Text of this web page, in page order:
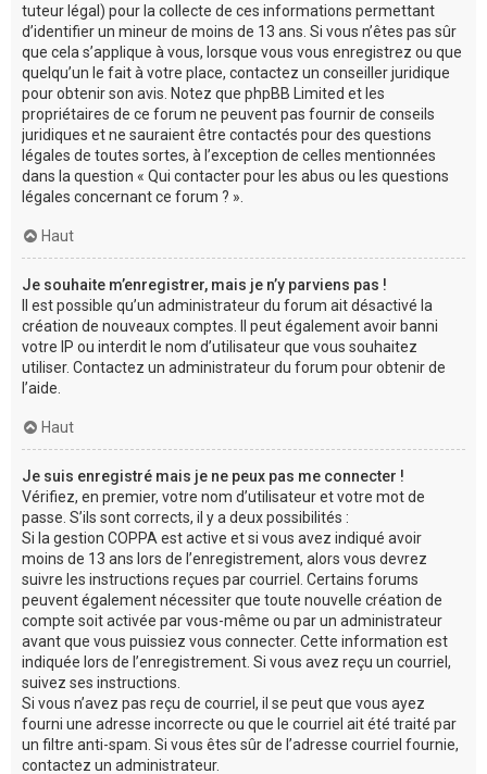
tuteur légal) pour la collecte de ces informations permettant
d’identifier un mineur de moins de 13 ans. Si vous n’êtes pas sûr
que cela s’applique à vous, lorsque vous vous enregistrez ou que
quelqu’un le fait à votre place, contactez un conseiller juridique
pour obtenir son avis. Notez que phpBB Limited et les
propriétaires de ce forum ne peuvent pas fournir de conseils
juridiques et ne sauraient être contactés pour des questions
légales de toutes sortes, à l’exception de celles mentionnées
dans la question « Qui contacter pour les abus ou les questions
légales concernant ce forum ? ».
Haut
Je souhaite m’enregistrer, mais je n’y parviens pas !
Il est possible qu’un administrateur du forum ait désactivé la
création de nouveaux comptes. Il peut également avoir banni
votre IP ou interdit le nom d’utilisateur que vous souhaitez
utiliser. Contactez un administrateur du forum pour obtenir de
l’aide.
Haut
Je suis enregistré mais je ne peux pas me connecter !
Vérifiez, en premier, votre nom d’utilisateur et votre mot de
passe. S’ils sont corrects, il y a deux possibilités :
Si la gestion COPPA est active et si vous avez indiqué avoir
moins de 13 ans lors de l’enregistrement, alors vous devrez
suivre les instructions reçues par courriel. Certains forums
peuvent également nécessiter que toute nouvelle création de
compte soit activée par vous-même ou par un administrateur
avant que vous puissiez vous connecter. Cette information est
indiquée lors de l’enregistrement. Si vous avez reçu un courriel,
suivez ses instructions.
Si vous n’avez pas reçu de courriel, il se peut que vous ayez
fourni une adresse incorrecte ou que le courriel ait été traité par
un filtre anti-spam. Si vous êtes sûr de l’adresse courriel fournie,
contactez un administrateur.